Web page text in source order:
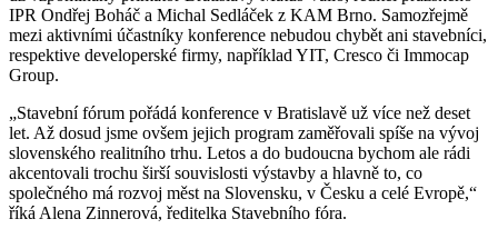
IPR Ondřej Boháč a Michal Sedláček z KAM Brno. Samozřejmě
mezi aktivními účastníky konference nebudou chybět ani stavebníci,
respektive developerské firmy, například YIT, Cresco či Immocap
Group.
„Stavební fórum pořádá konference v Bratislavě už více než deset
let. Až dosud jsme ovšem jejich program zaměřovali spíše na vývoj
slovenského realitního trhu. Letos a do budoucna bychom ale rádi
akcentovali trochu širší souvislosti výstavby a hlavně to, co
společného má rozvoj měst na Slovensku, v Česku a celé Evropě,“
říká Alena Zinnerová, ředitelka Stavebního fóra.